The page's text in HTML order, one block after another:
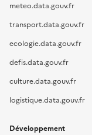
meteo.data.gouv.fr
transport.data.gouv.fr
ecologie.data.gouv.fr
defis.data.gouv.fr
culture.data.gouv.fr
logistique.data.gouv.fr
Développement